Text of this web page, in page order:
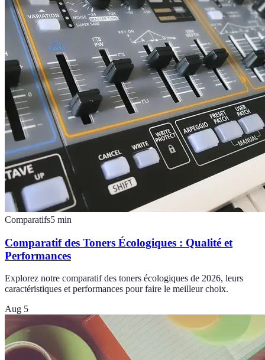
Comparatifs5 min
Comparatif des Toners Écologiques : Qualité et
Performances
Explorez notre comparatif des toners écologiques de 2026, leurs
caractéristiques et performances pour faire le meilleur choix.
Aug 5